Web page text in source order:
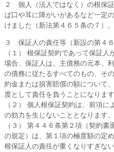
２ 個人（法人ではなく）の根保
ば口や耳に障がいがあるなど一定
けました（新法第４６５条の７）。
３ 保証人の責任等（新設の第４
（１） 根保証契約であって保証人
場合、保証人は、主債務の元本、
の債務に従たるすべてのもの、そ
約金または損害賠償の額について
度として責任を負うことになります
（２） 個人根保証契約は、前項
の効力を生じないこととなります。
（３） 第４４６条第２項（契約
の規定）は、第１項の極度額の定
根保証人の責任が重くなりすぎな